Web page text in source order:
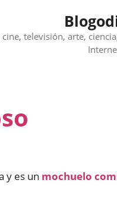
televisión, arte,
y es un mochuelo